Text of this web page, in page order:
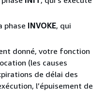
phase INVOKE, qui
donné, votre fonction
(les causes
de délai des
l’épuisement de